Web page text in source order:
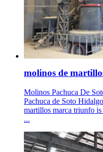
molinos de
Molinos Pachuca De
Pachuca de Soto
martillos marca triunfo
...